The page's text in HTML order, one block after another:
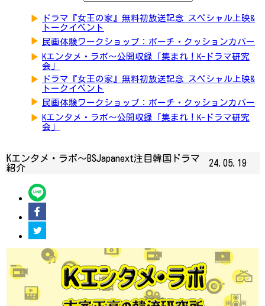
▶
ドラマ『女王の家』無料初放送記念 スペシャル上映&
トークイベント
▶ 民画体験ワークショップ：ポーチ・クッションカバー
▶ Kエンタメ・ラボ～公開収録「集まれ！K-ドラマ研究
会」
▶
ドラマ『女王の家』無料初放送記念 スペシャル上映&
トークイベント
▶ 民画体験ワークショップ：ポーチ・クッションカバー
▶ Kエンタメ・ラボ～公開収録「集まれ！K-ドラマ研究
会」
Kエンタメ・ラボ～BSJapanext注目韓国ドラマ
紹介
24.05.19